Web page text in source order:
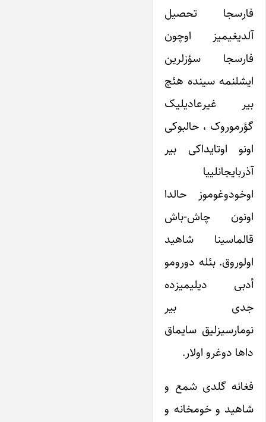
فارسجا تحصیل
آلدیغیمیز اوچون
فارسجا سؤزلرین
ایشلنمه سینده هئچ
بیر غیرعادیلیک
گؤرموروک ، حالبوکی
اونو اوتایداکی بیر
آذربایجانلییا
اوخودوغوموز حالدا
اونون چاش-باش
قالماسینا شاهید
اولوروق. بئله دورومو
أدبی دیلیمیزده
جدی بیر
نومارسیزلیق سایماق
داها دوغرو اولار.
فغانه گلدی شمع و
شاهید و خومخانه و